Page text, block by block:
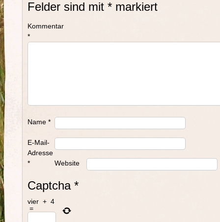
Felder sind mit * markiert
Kommentar
*
Name *
E-Mail-
Adresse
*
Website
Captcha*
vier + 4
=